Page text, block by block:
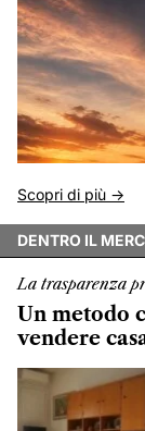
Scopri di più ->
DENTRO IL
La trasparenza
Un metodo
vendere